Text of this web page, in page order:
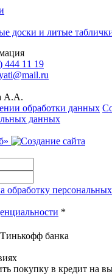
доски и литые
444 11 19
А.А.
обработки данных
данных
обработку
*
покупку в кредит на